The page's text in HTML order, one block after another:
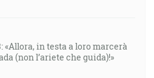
«Allora, in testa a loro marcerà
(non l’ariete che guida)!»